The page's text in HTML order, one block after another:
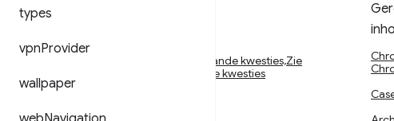
types
vpnProvider
wallpaper
Bijdragen
Zie openstaande kwesties,Zie openstaande kwesties,Zie
openstaande kwesties,Zie openstaande kwesties